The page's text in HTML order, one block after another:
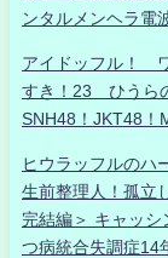
ンタルメンヘラ電
アイドッフル！
すき！23 ひうら
SNH48！JKT48！
ヒウラッフルのハ
生前整理人！孤立
完結編＞ キャッシ
つ病統合失調症14